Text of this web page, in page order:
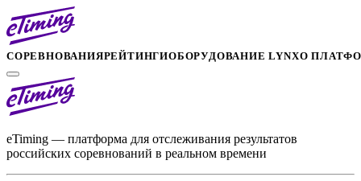
СОРЕВНОВАНИЯРЕЙТИНГИОБОРУДОВАНИЕ LYNXО
eTiming — платформа для отслеживания результатов
российских соревнований в реальном времени